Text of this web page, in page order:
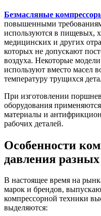
Безмасляные
повышенными
используются в пищевых,
медицинских и других
которых не допускают
воздуха. Некоторые
используют вместо масел
температуру трущихся
При изготовлении
оборудования
материалы и
рабочих деталей.
Особенности
давления
В настоящее время на
марок и брендов,
компрессорной техники
выделяются: